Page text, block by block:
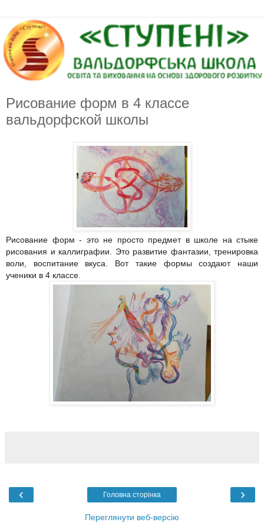
Рисование форм в 4 классе
вальдорфской школы
Рисование форм - это не просто предмет в школе на стыке
рисования и каллиграфии. Это развитие фантазии, тренировка
воли, воспитание вкуса. Вот такие формы создают наши
ученики в 4 классе.
‹ ›
Головна сторінка
Переглянути веб-версію